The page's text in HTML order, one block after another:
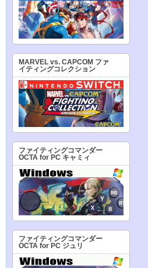
MARVEL vs. CAPCOM ファ
イティングコレクション
ファイティングコマンダー
OCTA for PC キャミィ
ファイティングコマンダー
OCTA for PC ジュリ